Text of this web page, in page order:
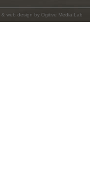
& web design by Ogitive Media Lab